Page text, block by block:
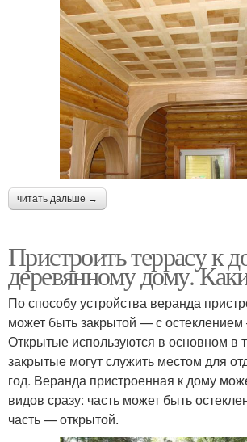
читать дальше →
Пристроить террасу к
деревянному дому.
По способу устройства веранда
может быть закрытой — с
Открытые используются в основном в
закрытые могут служить местом для
год. Веранда пристроенная к дому
видов сразу: часть может быть
часть — открытой.